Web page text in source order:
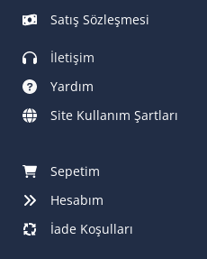
Satış Sözleşmesi
İletişim
Yardım
Site Kullanım Şartları
Sepetim
Hesabım
İade Koşulları